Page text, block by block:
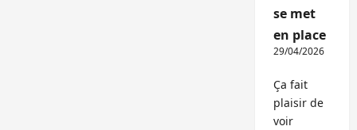
se met
en place
29/04/2026
Ça fait
plaisir de
voir